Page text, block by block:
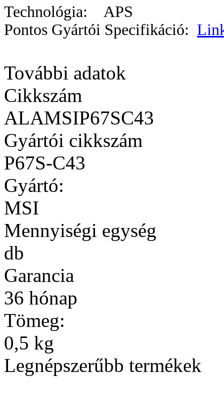
Technológia: APS
Pontos Gyártói Specifikáció:
További adatok
Cikkszám
ALAMSIP67SC43
Gyártói cikkszám
P67S-C43
Gyártó:
MSI
Mennyiségi egység
db
Garancia
36 hónap
Tömeg:
0,5 kg
Legnépszerűbb termékek